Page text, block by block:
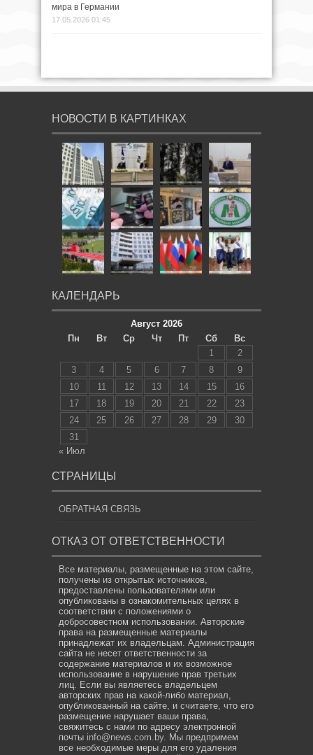
мира в Германии
17.05.2026 01:45
НОВОСТИ В КАРТИНКАХ
КАЛЕНДАРЬ
Август 2026
Пн
Вт Ср Чт Пт Сб
Вс
1
2
3
4 5 6 7 8
9
10
11 12 13 14 15
16
17
18 19 20 21 22
23
24
25 26 27 28 29
30
31
« Июл
СТРАНИЦЫ
ОБРАТНАЯ СВЯЗЬ
ОТКАЗ ОТ ОТВЕТСТВЕННОСТИ
Все материалы, размещенные на этом сайте,
получены из открытых источников,
предоставлены пользователями или
опубликованы в ознакомительных целях в
соответствии с положениями о
добросовестном использовании. Авторские
права на размещенные материалы
принадлежат их владельцам. Администрация
сайта не несет ответственности за
содержание материалов и их возможное
использование в нарушение прав третьих
лиц. Если вы являетесь владельцем
авторских прав на какой-либо материал,
опубликованный на сайте, и считаете, что его
размещение нарушает ваши права,
свяжитесь с нами по адресу электронной
почты info@news.com.by. Мы предпримем
все необходимые меры для его удаления